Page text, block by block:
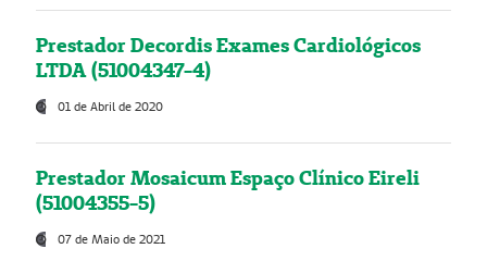
Prestador Decordis Exames Cardiológicos
LTDA (51004347-4)
01 de Abril de 2020
Prestador Mosaicum Espaço Clínico Eireli
(51004355-5)
07 de Maio de 2021